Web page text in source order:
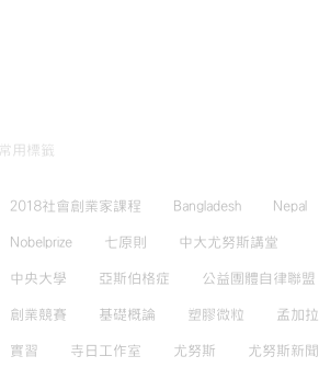
常用標籤
2018社會創業家課程 Bangladesh Nepal
Nobelprize 七原則 中大尤努斯講堂
中央大學 亞斯伯格症 公益團體自律聯盟
創業競賽 基礎概論 塑膠微粒 孟加拉
實習 寺日工作室 尤努斯 尤努斯新聞